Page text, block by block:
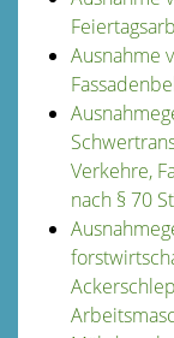
Ausnahme
Verkehre,
nach § 70